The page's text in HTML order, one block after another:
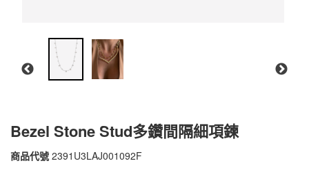
Bezel Stone Stud多鑽間隔細項鍊
商品代號 2391U3LAJ001092F
2391U3LAJ001092F